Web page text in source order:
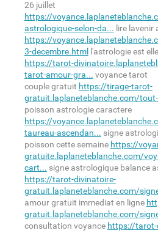
26 juillet
https://
astrologique-selon-da... lire lavenir
https://
3-decembre.html l'astrologie est
https://tarot-
tarot-amour-gra... voyance tarot
couple gratuit https://tirage-tarot-
gratuit.laplaneteblanche.com/
poisson astrologie caractere
https://
taureau-ascendan... signe
poisson cette semaine https://
gratuite.laplaneteblanche.com/
cart... signe astrologique balance
https://tarot-divinatoire-
gratuit.laplaneteblanche.com/
amour gratuit immediat en ligne
gratuit.laplaneteblanche.com/
consultation voyance https://